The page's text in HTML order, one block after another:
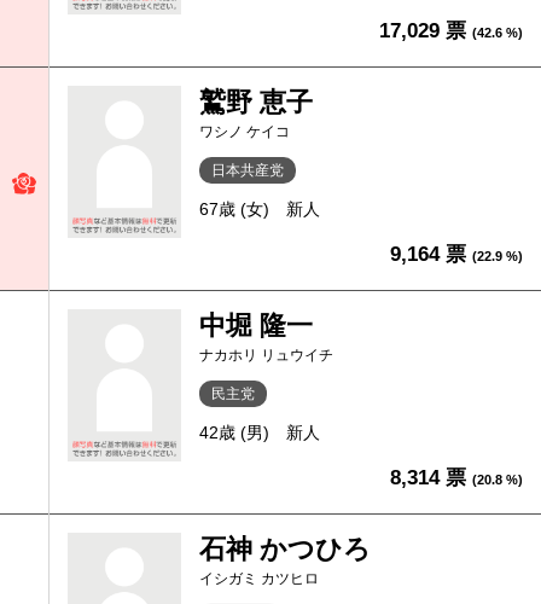
17,029 票 (42.6 %)
鷲野 恵子
ワシノ ケイコ
日本共産党
67歳 (女) 新人
9,164 票 (22.9 %)
中堀 隆一
ナカホリ リュウイチ
民主党
42歳 (男) 新人
8,314 票 (20.8 %)
石神 かつひろ
イシガミ カツヒロ